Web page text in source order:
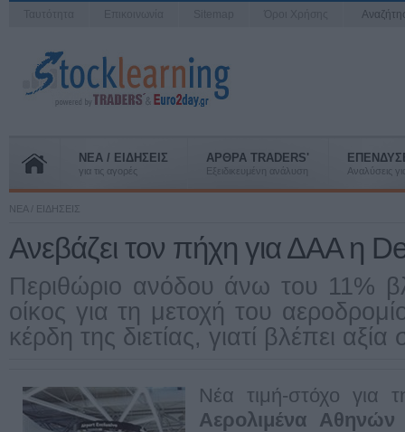
ΝΕΑ / ΕΙΔΗΣΕΙΣ
για τις αγορές
ΑΡΘΡΑ TRADERS'
Εξειδικευμένη ανάλυση Αναλύσεις
ΝΕΑ / ΕΙΔΗΣΕΙΣ
Ανεβάζει τον πήχη για ΔΑΑ η
Περιθώριο ανόδου άνω του 11%
οίκος για τη μετοχή του
κέρδη της διετίας, γιατί βλέπει
Νέα τιμή-στόχο για
Αερολιμένα Αθηνών